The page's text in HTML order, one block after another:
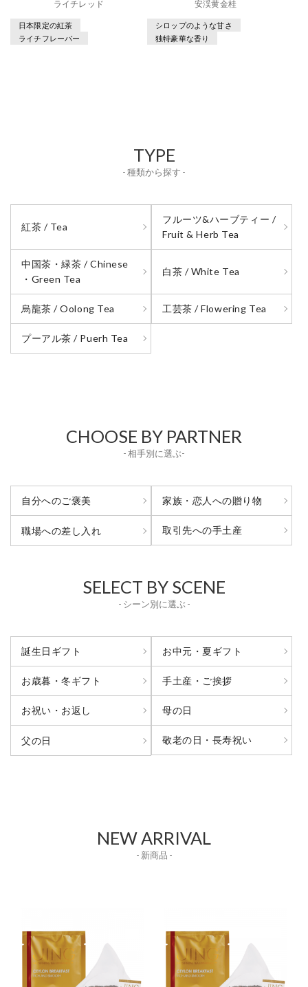
ライチレッド
日本限定の紅茶
ライチフレーバー
安渓黄金桂
シロップのような甘さ
独特豪華な香り
TYPE
- 種類から探す -
紅茶 / Tea
フルーツ&ハーブティー /
Fruit & Herb Tea
中国茶・緑茶 / Chinese
・Green Tea
白茶 / White Tea
烏龍茶 / Oolong Tea 工芸茶 / Flowering Tea
プーアル茶 / Puerh Tea
CHOOSE BY PARTNER
- 相手別に選ぶ-
自分へのご褒美 家族・恋人への贈り物
職場への差し入れ 取引先への手土産
SELECT BY SCENE
- シーン別に選ぶ -
誕生日ギフト お中元・夏ギフト
お歳暮・冬ギフト 手土産・ご挨拶
お祝い・お返し 母の日
父の日 敬老の日・長寿祝い
NEW ARRIVAL
- 新商品 -